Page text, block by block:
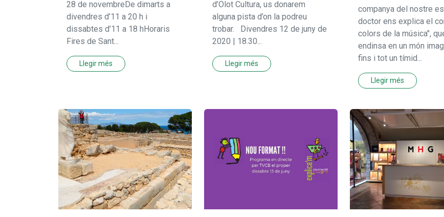
28 de novembreDe dimarts a
divendres d’11 a 20 h i
dissabtes d’11 a 18 hHoraris
Fires de Sant...
Llegir més
d’Olot Cultura, us donarem
alguna pista d’on la podreu
trobar. Divendres 12 de juny de
2020 | 18.30...
Llegir més
companya del nostre
doctor ens explica el
colors de la música",
endinsa en un món
fins i tot un tímid...
Llegir més